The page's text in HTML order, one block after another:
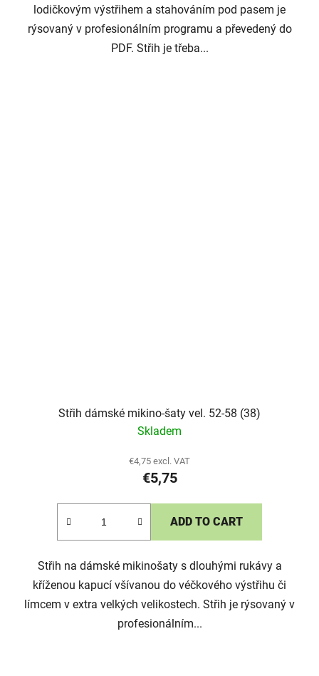
lodičkovým výstřihem a stahováním pod pasem je
rýsovaný v profesionálním programu a převedený do
PDF. Střih je třeba...
Střih dámské mikino-šaty vel. 52-58 (38)
Skladem
€4,75 excl. VAT
€5,75
ADD TO CART
Střih na dámské mikinošaty s dlouhými rukávy a
kříženou kapucí všívanou do véčkového výstřihu či
límcem v extra velkých velikostech. Střih je rýsovaný v
profesionálním...